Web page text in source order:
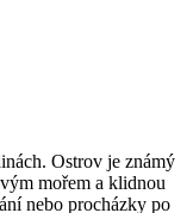
Ostrov je známý
mořem a klidnou
nebo procházky po